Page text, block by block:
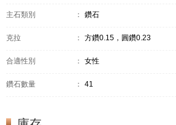
主石類別 ： 鑽石
克拉 ： 方鑽0.15，圓鑽0.23
合適性別 ： 女性
鑽石數量 ： 41